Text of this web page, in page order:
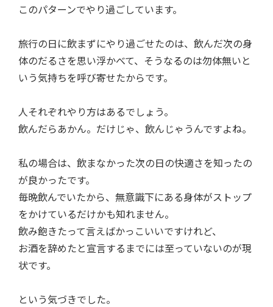
このパターンでやり過ごしています。
旅行の日に飲まずにやり過ごせたのは、飲んだ次の身
体のだるさを思い浮かべて、そうなるのは勿体無いと
いう気持ちを呼び寄せたからです。
人それぞれやり方はあるでしょう。
飲んだらあかん。だけじゃ、飲んじゃうんですよね。
私の場合は、飲まなかった次の日の快適さを知ったの
が良かったです。
毎晩飲んでいたから、無意識下にある身体がストップ
をかけているだけかも知れません。
飲み飽きたって言えばかっこいいですけれど、
お酒を辞めたと宣言するまでには至っていないのが現
状です。
という気づきでした。